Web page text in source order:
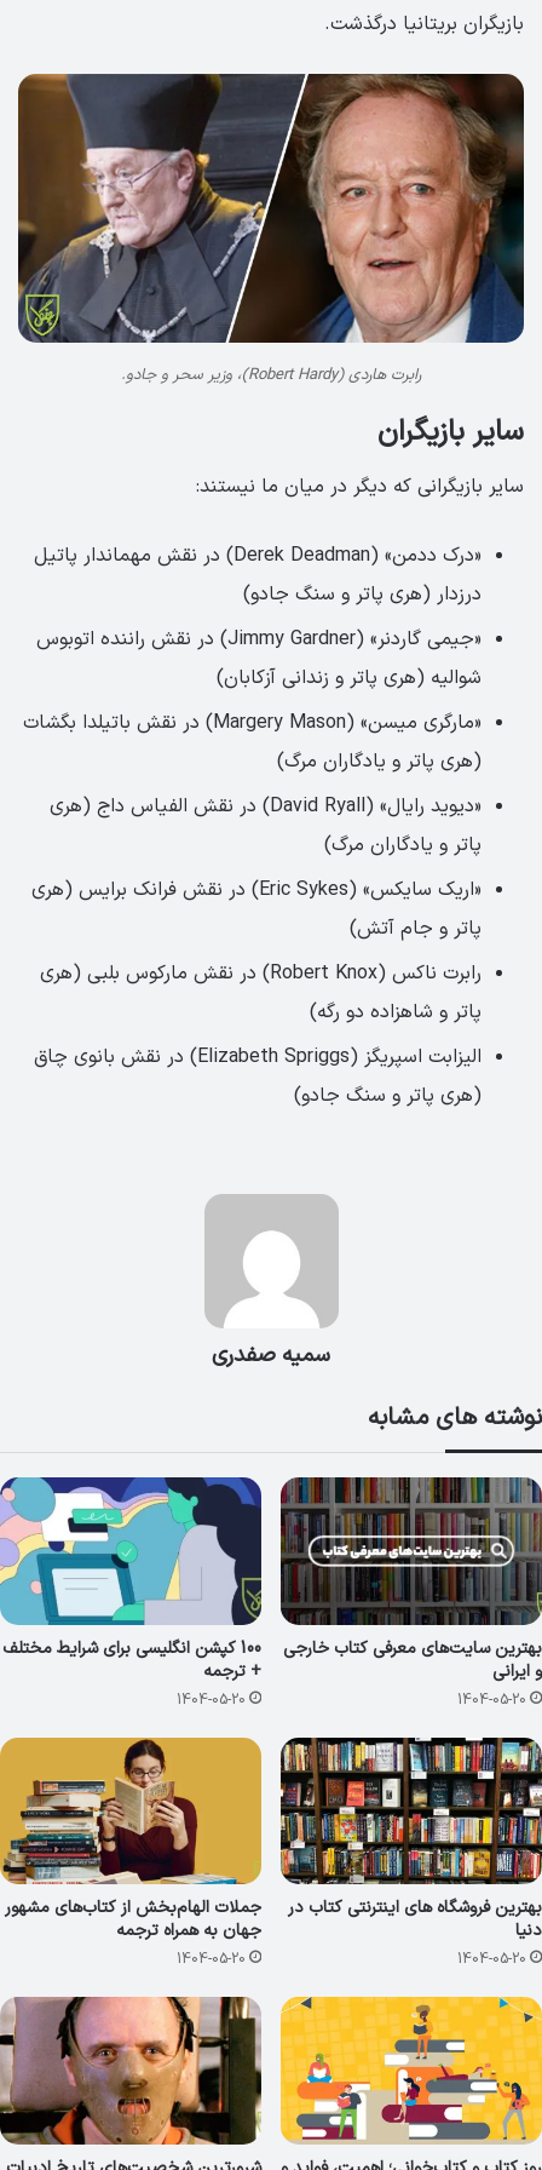
بازیگران بریتانیا درگذشت.
رابرت هاردی (Robert Hardy)، وزیر سحر و جادو.
سایر بازیگران
سایر بازیگرانی که دیگر در میان ما نیستند:
«درک ددمن» (Derek Deadman) در نقش مهماندار پاتیل
درزدار (هری پاتر و سنگ جادو)
«جیمی گاردنر» (Jimmy Gardner) در نقش راننده اتوبوس
شوالیه (هری پاتر و زندانی آزکابان)
«مارگری میسن» (Margery Mason) در نقش باتیلدا بگشات
(هری پاتر و یادگاران مرگ)
«دیوید رایال» (David Ryall) در نقش الفیاس داج (هری
پاتر و یادگاران مرگ)
«اریک سایکس» (Eric Sykes) در نقش فرانک برایس (هری
پاتر و جام آتش)
رابرت ناکس (Robert Knox) در نقش مارکوس بلبی (هری
پاتر و شاهزاده دو رگه)
الیزابت اسپریگز (Elizabeth Spriggs) در نقش بانوی چاق
(هری پاتر و سنگ جادو)
سمیه صفدری
نوشته های مشابه
بهترین سایت‌های معرفی کتاب خارجی
و ایرانی
1404-05-20
100 کپشن انگلیسی برای شرایط مختلف
+ ترجمه
1404-05-20
بهترین فروشگاه های اینترنتی کتاب در
دنیا
1404-05-20
جملات الهام‌بخش از کتاب‌های مشهور
جهان به همراه ترجمه
1404-05-20